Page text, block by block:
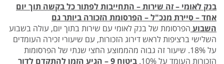
בנק לאומי – זה שירות – התחייבות לפתור כל בקשה תוך יום
אחד – סיירת מנכ"ל– הפרסומת הזכורה ביותר גם
השבוע הפרסומת של בנק לאומי עם שירות בתוך יום, עולה בשבוע
השלישי ברציפות לראש דירוג הזכורות, עם שיעורי זכירה העומדים
על 18%. שיעור זה גבוה מהממוצע החצי שנתי של הפרסומות
הזכורות העומד על 10%.
ביטוח 9 – הגיע הזמן להתקדם לדור